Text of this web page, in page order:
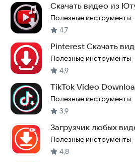
Скачать видео из
YouTube
Полезные инструменты ·
4,7
Pinterest Скачать
Полезные инструменты ·
4,9
TikTok Video
Saver
Полезные инструменты
3,9
Загрузчик любых
YouTube и плеер
Полезные инструменты ·
4,8